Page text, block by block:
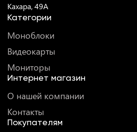
Кахара, 49A
Категории
Моноблоки
Видеокарты
Мониторы
Интернет магазин
О нашей компании
Контакты
Покупателям